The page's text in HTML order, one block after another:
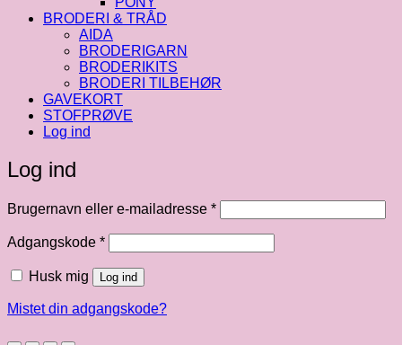
BRODERI & TRÅD
AIDA
BRODERIGARN
BRODERIKITS
BRODERI TILBEHØR
GAVEKORT
STOFPRØVE
Log ind
Log ind
Brugernavn eller e-mailadresse *Påkrævet
Adgangskode *Påkrævet
Husk mig Log ind
Mistet din adgangskode?